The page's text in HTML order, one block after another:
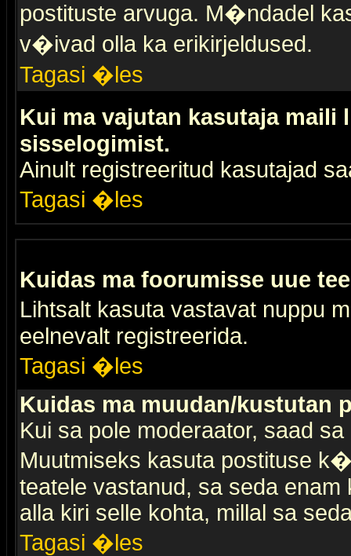
postituste arvuga. M�ndadel
v�ivad olla ka erikirjeldused.
Tagasi �les
Kui ma vajutan kasutaja
sisselogimist.
Ainult registreeritud kasutajad
Tagasi �les
Kuidas ma foorumisse uue
Lihtsalt kasuta vastavat nuppu
eelnevalt registreerida.
Tagasi �les
Kuidas ma muudan/kustutan
Kui sa pole moderaator, saad
Muutmiseks kasuta postituse
teatele vastanud, sa seda
alla kiri selle kohta, millal sa
Tagasi �les